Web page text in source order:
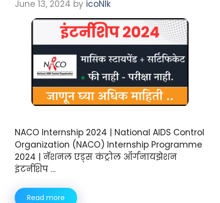
June 13, 2024 by icoNIk
NACO Internship 2024 | National AIDS Control
Organization (NACO) Internship Programme
2024 | नॅशनल एड्स कंट्रोल ऑर्गनायझेशन
इंटर्नशिप …
Read more